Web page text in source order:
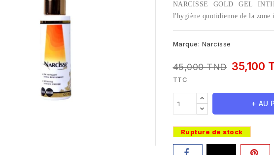
NARCISSE GOLD GEL
l'hygiène quotidienne de la zone
Marque: Narcisse
45,000 TND 35,100
TTC
+ AU
Rupture de stock